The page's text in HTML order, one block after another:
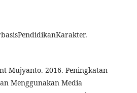
Mujyanto. 2016. Peningkatan
Menggunakan Media